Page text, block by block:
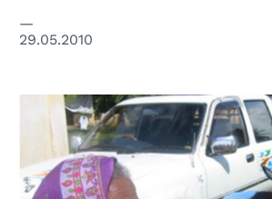
29.05.2010